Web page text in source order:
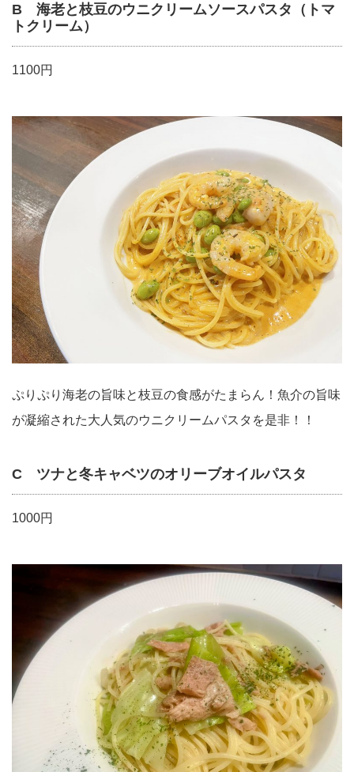
B 海老と枝豆のウニクリームソースパスタ（トマ
トクリーム）
1100円
ぷりぷり海老の旨味と枝豆の食感がたまらん！魚介の旨味
が凝縮された大人気のウニクリームパスタを是非！！
C ツナと冬キャベツのオリーブオイルパスタ
1000円